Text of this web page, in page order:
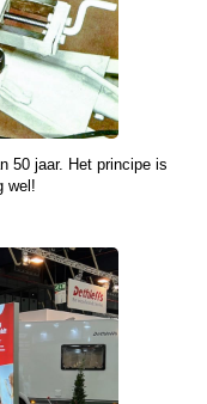
50 jaar. Het principe is
wel!